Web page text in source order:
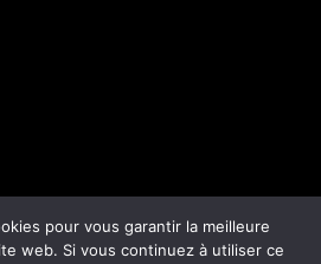
pour vous garantir la meilleure
web. Si vous continuez à utiliser ce